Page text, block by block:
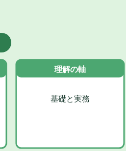
理解の軸
基礎と実務